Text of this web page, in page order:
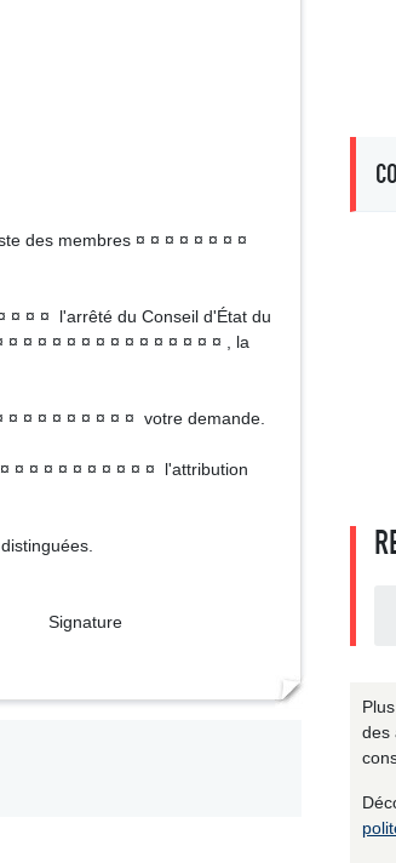
des membres ¤ ¤ ¤ ¤ ¤ ¤ ¤ ¤
¤ ¤ ¤ l'arrêté du Conseil d'État du
¤ ¤ ¤ ¤ ¤ ¤ ¤ ¤ ¤ ¤ ¤ ¤ ¤ ¤ , la
¤ ¤ ¤ ¤ ¤ ¤ ¤ ¤ votre demande.
¤ ¤ ¤ ¤ ¤ ¤ ¤ ¤ ¤ ¤ l'attribution
des